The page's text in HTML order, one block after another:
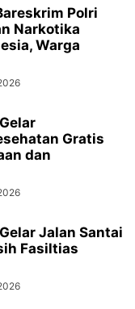
Polri
Narkotika
Warga
Gratis
dan
Jalan Santai
Fasiltias